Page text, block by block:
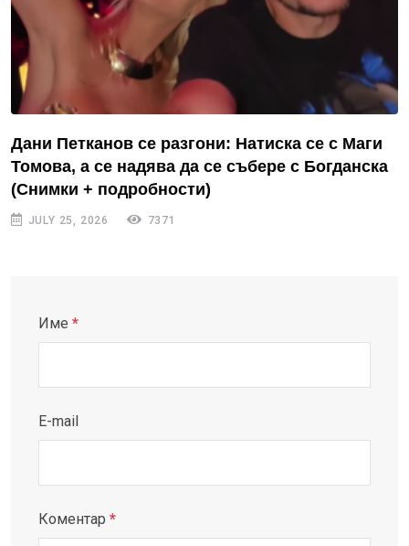
Дани Петканов се разгони: Натиска се с Маги
Томова, а се надява да се събере с Богданска
(Снимки + подробности)
JULY 25, 2026 7371
Име *
E-mail
Коментар *